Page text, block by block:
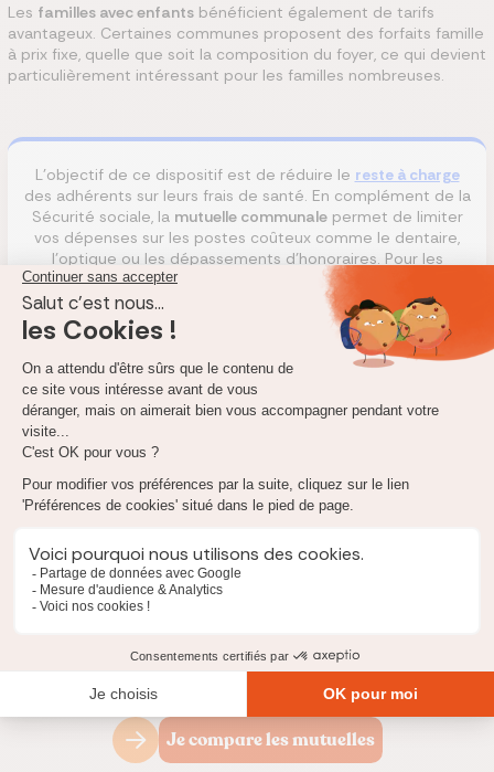
Les familles avec enfants bénéficient également de tarifs
avantageux. Certaines communes proposent des forfaits famille
à prix fixe, quelle que soit la composition du foyer, ce qui devient
particulièrement intéressant pour les familles nombreuses.
L'objectif de ce dispositif est de réduire le reste à charge
des adhérents sur leurs frais de santé. En complément de la
Sécurité sociale, la mutuelle communalepermet de limiter
vos dépenses sur les postes coûteux comme le dentaire,
l'optique ou les dépassements d'honoraires. Pour les
personnes aux revenus modestes, cette aide facilite l'accès
aux soins et évite le renoncement pour raisons financières.
Au-delà de l'aspect tarifaire, les mutuelles communales offrent
souvent des services de proximité
Permanences régulières en mairie ;
Accompagnement personnalisé pour les démarches
administratives ;
Actions de prévention santé organisées localement.
Vous souhaitezcomparer votre mutuelle
offres du marché ? Utilisez notre comparateur gratuit pour
Je compare les mutuelles